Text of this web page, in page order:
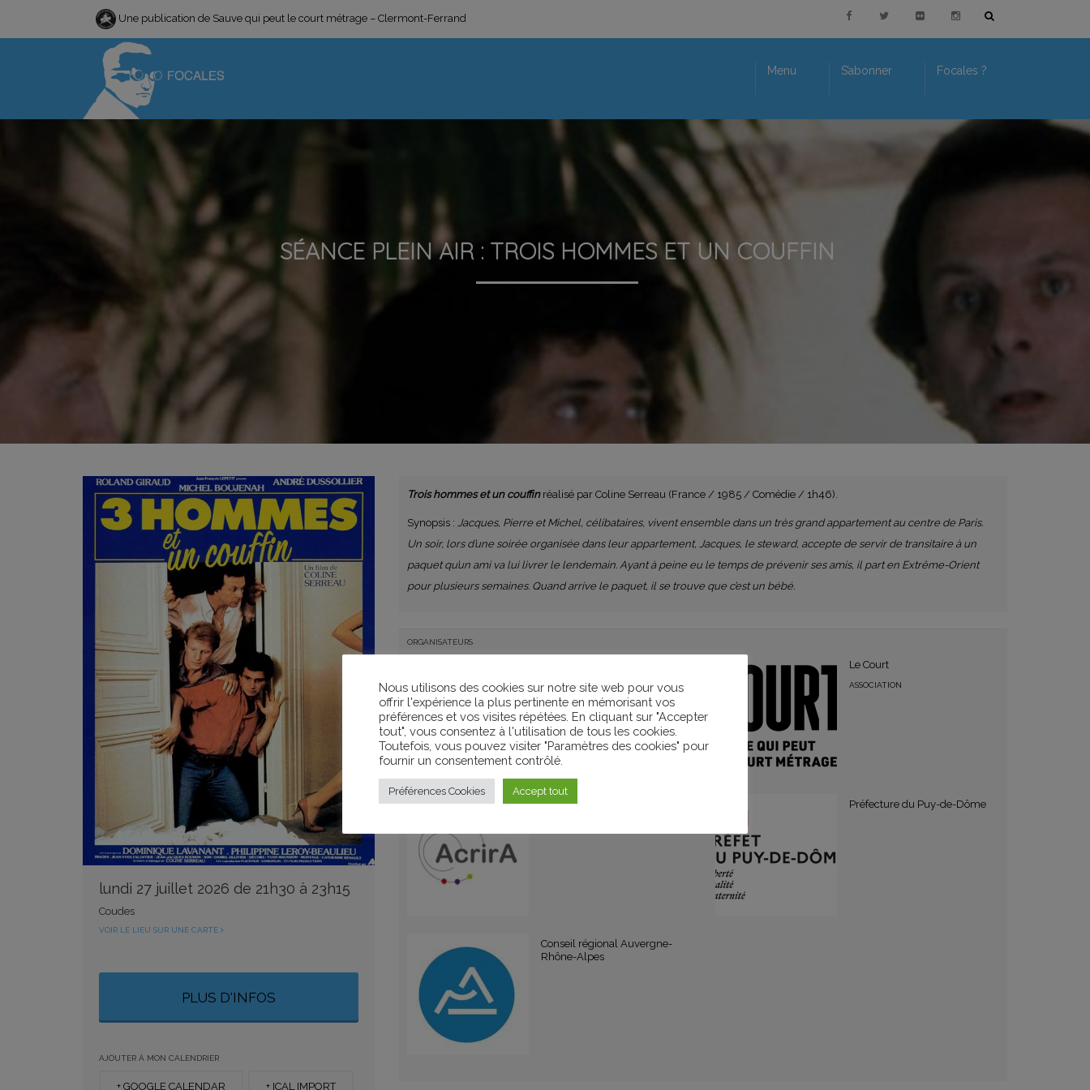
Une publication de Sauve qui peut le court métrage – Clermont-Ferrand
Menu S’abonner Focales ?
SÉANCE PLEIN AIR : TROIS HOMMES ET UN COUFFIN
lundi 27 juillet 2026 de 21h30 à 23h15
Coudes
VOIR LE LIEU SUR UNE CARTE
PLUS D'INFOS
AJOUTER À MON CALENDRIER
+ GOOGLE CALENDAR + ICAL IMPORT
Trois hommes et un couffinréalisé par Coline Serreau (France / 1985 / Comédie / 1h46).
Synopsis : Jacques, Pierre et Michel, célibataires, vivent ensemble dans un très grand appartement au centre de Paris.
Un soir, lors d’une soirée organisée dans leur appartement, Jacques, le steward, accepte de servir de transitaire à un
paquet qu’un ami va lui livrer le lendemain. Ayant à peine eu le temps de prévenir ses amis, il part en Extrême-Orient
pour plusieurs semaines. Quand arrive le paquet, il se trouve que c’est un bébé.
ORGANISATEURS
Le Court
ASSOCIATION
ACRIRA Préfecture du Puy-de-Dôme
Conseil régional Auvergne-
Rhône-Alpes
Nous utilisons des cookies sur notre site web pour vous
offrir l'expérience la plus pertinente en mémorisant vos
préférences et vos visites répétées. En cliquant sur "Accepter
tout", vous consentez à l'utilisation de tous les cookies.
Toutefois, vous pouvez visiter "Paramètres des cookies" pour
fournir un consentement contrôlé.
Préférences Cookies Accept tout